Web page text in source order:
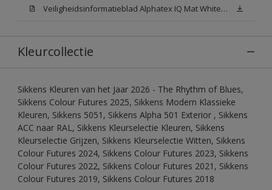
Veiligheidsinformatieblad Alphatex IQ Mat White W05 (MSDS)
Kleurcollectie
Sikkens Kleuren van het Jaar 2026 - The Rhythm of Blues,
Sikkens Colour Futures 2025, Sikkens Modern Klassieke
Kleuren, Sikkens 5051, Sikkens Alpha 501 Exterior , Sikkens
ACC naar RAL, Sikkens Kleurselectie Kleuren, Sikkens
Kleurselectie Grijzen, Sikkens Kleurselectie Witten, Sikkens
Colour Futures 2024, Sikkens Colour Futures 2023, Sikkens
Colour Futures 2022, Sikkens Colour Futures 2021, Sikkens
Colour Futures 2019, Sikkens Colour Futures 2018